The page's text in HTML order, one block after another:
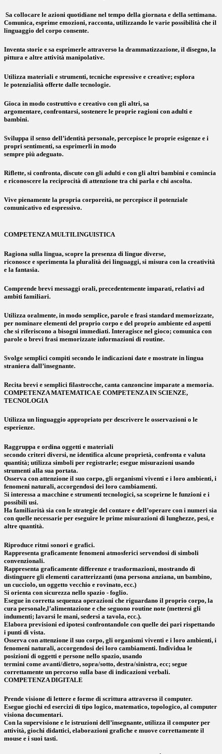
Sa collocare le azioni quotidiane nel tempo della giornata e della settimana.
Comunica, esprime emozioni, racconta, utilizzando le varie possibilità che il
linguaggio del corpo consente.
Inventa storie e sa esprimerle attraverso la drammatizzazione, il disegno, la
pittura e altre attività manipolative.
Utilizza materiali e strumenti, tecniche espressive e creative; esplora
le potenzialità offerte dalle tecnologie.
Gioca in modo costruttivo e creativo con gli altri, sa
argomentare, confrontarsi, sostenere le proprie ragioni con adulti e
bambini.
Sviluppa il senso dell’identità personale, percepisce le proprie esigenze e i
propri sentimenti, sa esprimerli in modo
sempre più adeguato.
Riflette, si confronta, discute con gli adulti e con gli altri bambini e comincia
e riconoscere la reciprocità di attenzione tra chi parla e chi ascolta.
Vive pienamente la propria corporeità, ne percepisce il potenziale
comunicativo ed espressivo.
COMPETENZA MULTILINGUISTICA
Ragiona sulla lingua, scopre la presenza di lingue diverse,
riconosce e sperimenta la pluralità dei linguaggi, si misura con la creatività
e la fantasia.
Comprende brevi messaggi orali, precedentemente imparati, relativi ad
ambiti familiari.
Utilizza oralmente, in modo semplice, parole e frasi standard memorizzate,
per nominare elementi del proprio corpo e del proprio ambiente ed aspetti
che si riferiscono a bisogni immediati. Interagisce nel gioco; comunica con
parole o brevi frasi memorizzate informazioni di routine.
Svolge semplici compiti secondo le indicazioni date e mostrate in lingua
straniera dall’insegnante.
Recita brevi e semplici filastrocche, canta canzoncine imparate a memoria.
COMPETENZA MATEMATICA E COMPETENZA IN SCIENZE,
TECNOLOGIA
Utilizza un linguaggio appropriato per descrivere le osservazioni o le
esperienze.
Raggruppa e ordina oggetti e materiali
secondo criteri diversi, ne identifica alcune proprietà, confronta e valuta
quantità; utilizza simboli per registrarle; esegue misurazioni usando
strumenti alla sua portata.
Osserva con attenzione il suo corpo, gli organismi viventi e i loro ambienti, i
fenomeni naturali, accorgendosi dei loro cambiamenti.
Si interessa a macchine e strumenti tecnologici, sa scoprirne le funzioni e i
possibili usi.
Ha familiarità sia con le strategie del contare e dell’operare con i numeri sia
con quelle necessarie per eseguire le prime misurazioni di lunghezze, pesi, e
altre quantità.
Riproduce ritmi sonori e grafici.
Rappresenta graficamente fenomeni atmosferici servendosi di simboli
convenzionali.
Rappresenta graficamente differenze e trasformazioni, mostrando di
distinguere gli elementi caratterizzanti (una persona anziana, un bambino,
un cucciolo, un oggetto vecchio e rovinato, ecc.)
Si orienta con sicurezza nello spazio - foglio.
Esegue in corretta sequenza operazioni che riguardano il proprio corpo, la
cura personale,l’alimentazione e che seguono routine note (mettersi gli
indumenti; lavarsi le mani, sedersi a tavola, ecc.).
Elabora previsioni ed ipotesi confrontandole con quelle dei pari rispettando
i punti di vista.
Osserva con attenzione il suo corpo, gli organismi viventi e i loro ambienti, i
fenomeni naturali, accorgendosi dei loro cambiamenti. Individua le
posizioni di oggetti e persone nello spazio, usando
termini come avanti/dietro, sopra/sotto, destra/sinistra, ecc; segue
correttamente un percorso sulla base di indicazioni verbali.
COMPETENZA DIGITALE
Prende visione di lettere e forme di scrittura attraverso il computer.
Esegue giochi ed esercizi di tipo logico, matematico, topologico, al computer
visiona documentari.
Con la supervisione e le istruzioni dell’insegnante, utilizza il computer per
attività, giochi didattici, elaborazioni grafiche e muove correttamente il
mouse e i suoi tasti.